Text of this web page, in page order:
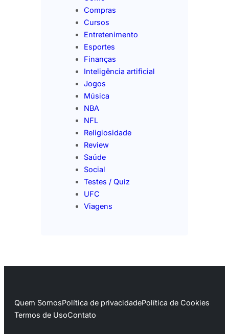
Compras
Cursos
Entretenimento
Esportes
Finanças
Inteligência artificial
Jogos
Música
NBA
NFL
Religiosidade
Review
Saúde
Social
Testes / Quiz
UFC
Viagens
Quem SomosPolítica de privacidadePolítica de Cookies
Termos de UsoContato